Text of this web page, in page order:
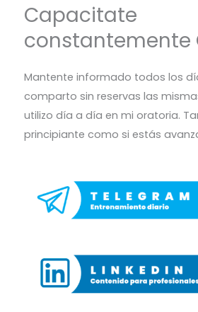
Capacitate
constantemente
Mantente informado todos los
comparto sin reservas las
utilizo día a día en mi oratoria.
principiante como si estás